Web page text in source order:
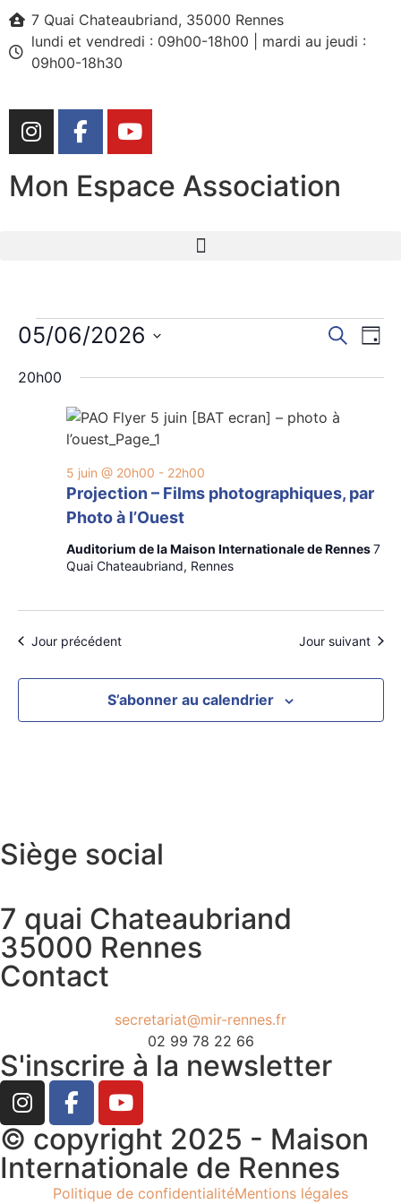
7 Quai Chateaubriand, 35000 Rennes
lundi et vendredi : 09h00-18h00 | mardi au jeudi :
09h00-18h30
Mon Espace Association
et
Jour
05/06/2026
une
date.
20h00
Projection – Films photographiques, par
Photo à l’Ouest
5 juin @ 20h00 - 22h00
Auditorium de la Maison Internationale de Rennes7
Quai Chateaubriand, Rennes
Jour précédent Jour suivant
S’abonner au calendrier
Siège social
7 quai Chateaubriand
35000 Rennes
Contact
secretariat@mir-rennes.fr
02 99 78 22 66
S'inscrire à la newsletter
© copyright 2025 - Maison
Internationale de Rennes
Politique de confidentialitéMentions légales